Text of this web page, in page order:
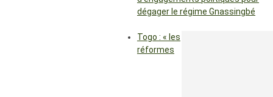
dégager le régime Gnassingbé
Togo : « les
réformes